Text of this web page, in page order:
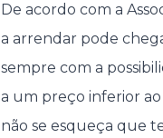
De acordo com a
a arrendar pode
sempre com a
a um preço inferior
não se esqueça que